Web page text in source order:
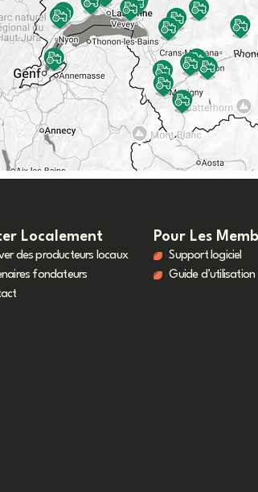
Localement
des producteurs locaux
fondateurs
Pour Les
Support logiciel
Guide d’utilisation